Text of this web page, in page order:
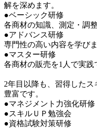
解を深めます。
●ベーシック研修
各商材の知識、測定・調
●アドバンス研修
専門性の高い内容を学びま
●マスター研修
各商材の販売を1人で実践
2年目以降も、習得した
豊富です。
●マネジメント力強化研修
●スキルＵＰ勉強会
●資格試験対策研修